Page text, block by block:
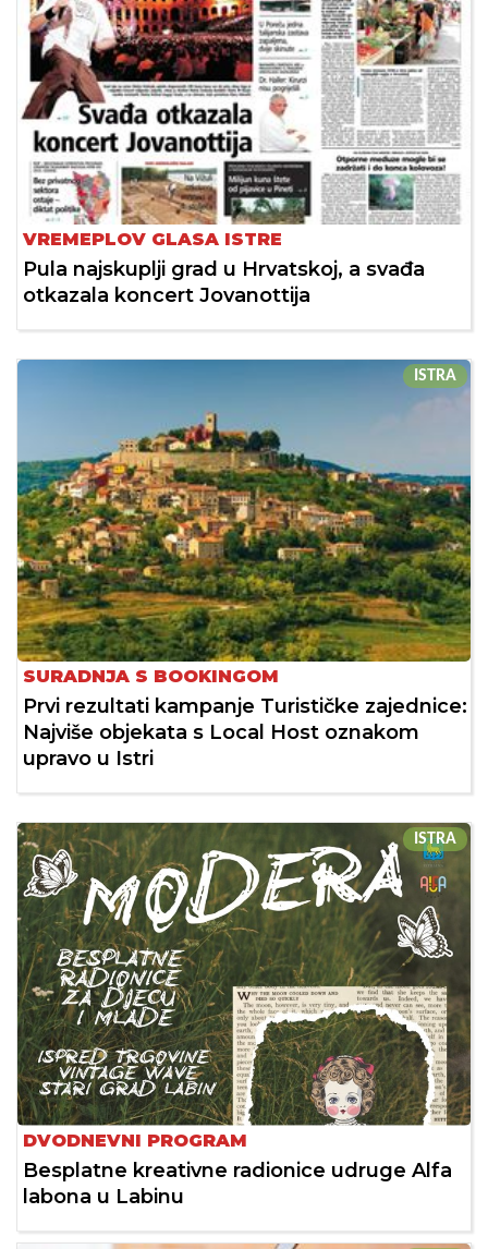
VREMEPLOV GLASA ISTRE
Pula najskuplji grad u Hrvatskoj, a svađa
otkazala koncert Jovanottija
ISTRA
SURADNJA S BOOKINGOM
Prvi rezultati kampanje Turističke zajednice:
Najviše objekata s Local Host oznakom
upravo u Istri
ISTRA
DVODNEVNI PROGRAM
Besplatne kreativne radionice udruge Alfa
labona u Labinu